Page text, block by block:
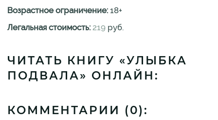
Возрастное ограничение: 18+
Легальная стоимость: 219 руб.
ЧИТАТЬ КНИГУ «УЛЫБКА
ПОДВАЛА» ОНЛАЙН:
КОММЕНТАРИИ (0):